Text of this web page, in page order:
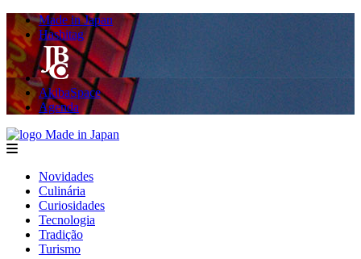
Made in Japan
Hashitag
AkibaSpace
Agenda
menu
Novidades
Culinária
Curiosidades
Tecnologia
Tradição
Turismo